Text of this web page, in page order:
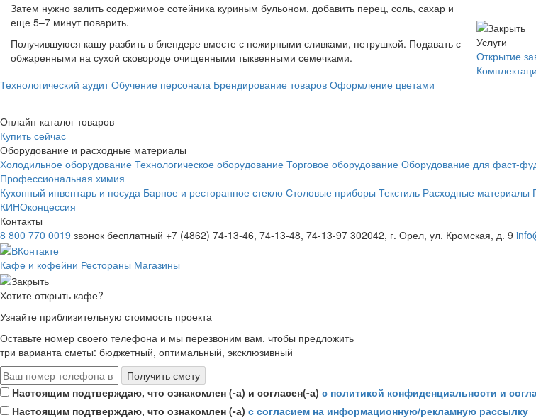
Затем нужно залить содержимое сотейника куриным бульоном, добавить перец, соль, сахар и
еще 5–7 минут поварить.
Получившуюся кашу разбить в блендере вместе с нежирными сливками, петрушкой. Подавать с
обжаренными на сухой сковороде очищенными тыквенными семечками.
Услуги
Открытие
Технологический аудит Обучение персонала Брендирование товаров Оформление цветами
Онлайн-каталог товаров
Купить сейчас
Оборудование и расходные материалы
Холодильное оборудование Технологическое оборудование Торговое оборудование Оборудование для фаст-
Профессиональная химия
Кухонный инвентарь и посуда Барное и ресторанное стекло Столовые приборы Текстиль Расходные материалы
КИНОконцессия
Контакты
8 800 770 0019 звонок бесплатный +7 (4862) 74-13-46, 74-13-48, 74-13-97 302042, г. Орел, ул. Кромская, д. 9
Кафе и кофейни Рестораны Магазины
Хотите открыть кафе?
Узнайте приблизительную стоимость проекта
Оставьте номер своего телефона и мы перезвоним вам, чтобы предложить
три варианта сметы: бюджетный, оптимальный, эксклюзивный
Получить смету
Настоящим подтверждаю, что ознакомлен (-а) и согласен(-а) с политикой конфиденциальности и
Настоящим подтверждаю, что ознакомлен (-а) с согласием на информационную/рекламную рассылку